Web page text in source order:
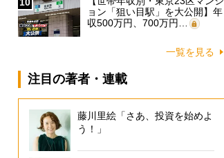
ョン「狙い目駅」を大公開】年
収500万円、700万円…
一覧を見る
注目の著者・連載
藤川里絵「さあ、投資を始めよ
う！」